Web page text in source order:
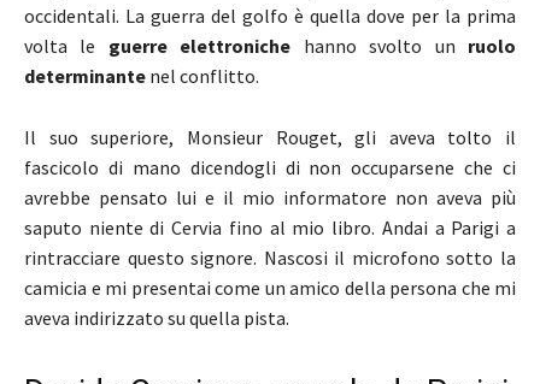
occidentali. La guerra del golfo è quella dove per la prima
volta le guerre elettroniche hanno svolto un ruolo
determinante nel conflitto.
Il suo superiore, Monsieur Rouget, gli aveva tolto il
fascicolo di mano dicendogli di non occuparsene che ci
avrebbe pensato lui e il mio informatore non aveva più
saputo niente di Cervia fino al mio libro. Andai a Parigi a
rintracciare questo signore. Nascosi il microfono sotto la
camicia e mi presentai come un amico della persona che mi
aveva indirizzato su quella pista.